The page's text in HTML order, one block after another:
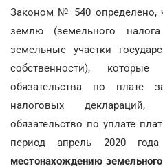
Законом № 540 определено,
землю (земельного
земельные участки
собственности),
обязательства по плате
налоговых деклараций,
обязательство по уплате
период апрель 2020 года
местонахождению